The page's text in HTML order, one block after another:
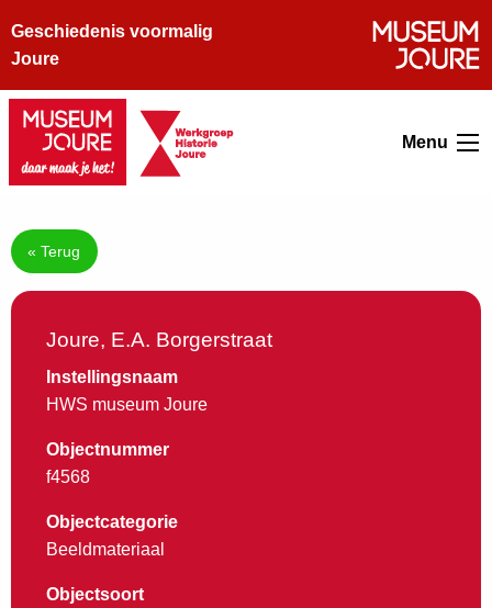
Geschiedenis voormalig
Joure
Menu
« Terug
Joure, E.A. Borgerstraat
Instellingsnaam
HWS museum Joure
Objectnummer
f4568
Objectcategorie
Beeldmateriaal
Objectsoort